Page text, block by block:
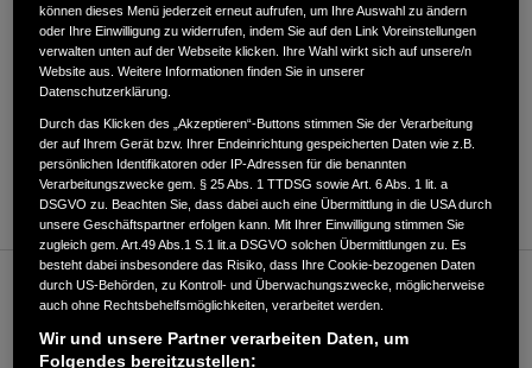
Lise-Meitner-Strasse 10,85055,Ingolstadt
ANFAHRTSBESCHREIBUNG ANFORDERN
WEBSITE
Verkauf / Kundendienst
können dieses Menü jederzeit erneut aufrufen, um Ihre Auswahl zu ändern
oder Ihre Einwilligung zu widerrufen, indem Sie auf den Link Voreinstellungen
verwalten unten auf der Webseite klicken. Ihre Wahl wirkt sich auf unsere/n
Website aus. Weitere Informationen finden Sie in unserer
Datenschutzerklärung.
Durch das Klicken des „Akzeptieren“-Buttons stimmen Sie der Verarbeitung
der auf Ihrem Gerät bzw. Ihrer Endeinrichtung gespeicherten Daten wie z.B.
persönlichen Identifikatoren oder IP-Adressen für die benannten
Verarbeitungszwecke gem. § 25 Abs. 1 TTDSG sowie Art. 6 Abs. 1 lit. a
DSGVO zu. Beachten Sie, dass dabei auch eine Übermittlung in die USA durch
unsere Geschäftspartner erfolgen kann. Mit Ihrer Einwilligung stimmen Sie
zugleich gem. Art.49 Abs.1 S.1 lit.a DSGVO solchen Übermittlungen zu. Es
besteht dabei insbesondere das Risiko, dass Ihre Cookie-bezogenen Daten
durch US-Behörden, zu Kontroll- und Überwachungszwecke, möglicherweise
auch ohne Rechtsbehelfsmöglichkeiten, verarbeitet werden.
Wir und unsere Partner verarbeiten Daten, um
Folgendes bereitzustellen: